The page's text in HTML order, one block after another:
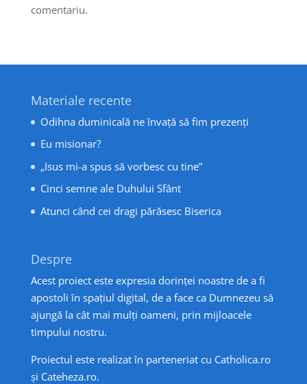
comentariu.
Materiale recente
Odihna duminicală ne învață să fim prezenți
Eu misionar?
„Isus mi-a spus să vorbesc cu tine”
Cinci semne ale Duhului Sfânt
Atunci când cei dragi părăsesc Biserica
Despre
Acest proiect este expresia dorinței noastre de a fi
apostoli în spațiul digital, de a face ca Dumnezeu să
ajungă la cât mai mulți oameni, prin mijloacele
timpului nostru.
Proiectul este realizat în parteneriat cu Catholica.ro
și Cateheza.ro.